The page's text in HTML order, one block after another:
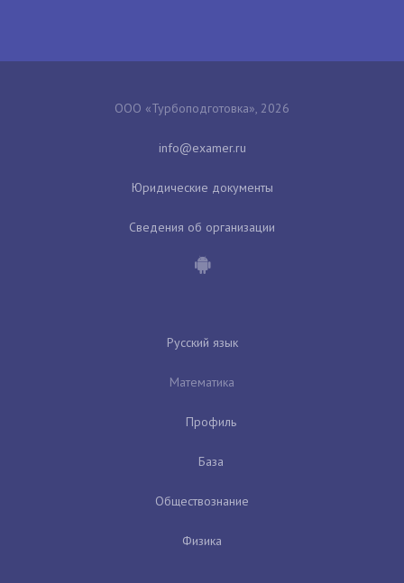
ООО «Турбоподготовка», 2026
Юридические документы
Сведения об организации
Русский язык
Математика
Профиль
База
Обществознание
Физика